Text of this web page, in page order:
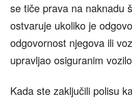
se tiče prava na naknadu
ostvaruje ukoliko je
odgovornost njegova ili
upravljao osiguranim
Kada ste zaključili polisu